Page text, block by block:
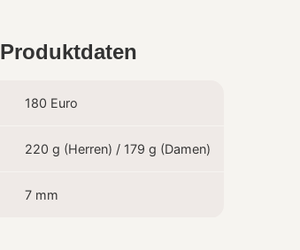
Produktdaten
180 Euro
220 g (Herren) / 179 g (Damen)
7 mm